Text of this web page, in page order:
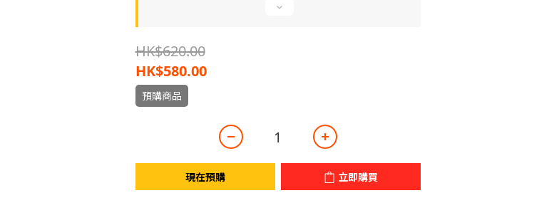
HK$620.00
HK$580.00
預購商品
現在預購 立即購買